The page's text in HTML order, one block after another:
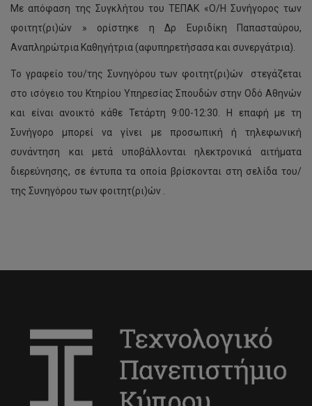
Με απόφαση της Συγκλήτου του ΤΕΠΑΚ «Ο/Η Συνήγορος των
φοιτητ(ρι)ών » ορίστηκε η Δρ Ευριδίκη Παπασταύρου,
Αναπληρώτρια Καθηγήτρια (αφυπηρετήσασα και συνεργάτρια).
Το γραφείο του/της Συνηγόρου των φοιτητ(ρι)ών στεγάζεται
στο ισόγειο του Κτηρίου Υπηρεσίας Σπουδών στην Οδό Αθηνών
και είναι ανοικτό κάθε Τετάρτη 9:00-12:30. Η επαφή με τη
Συνήγορο μπορεί να γίνει με προσωπική ή τηλεφωνική
συνάντηση και μετά υποβάλλονται ηλεκτρονικά αιτήματα
διερεύνησης, σε έντυπα τα οποία βρίσκονται στη σελίδα του/
της Συνηγόρου των φοιτητ(ρι)ών .